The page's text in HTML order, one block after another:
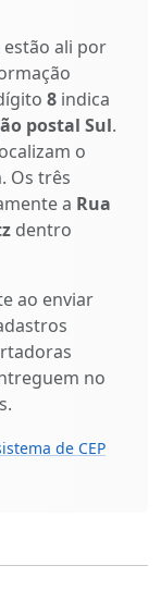
estão ali por
8 indica
postal Sul.
o
Os três
a Rua
dentro
ao enviar
no
de CEP